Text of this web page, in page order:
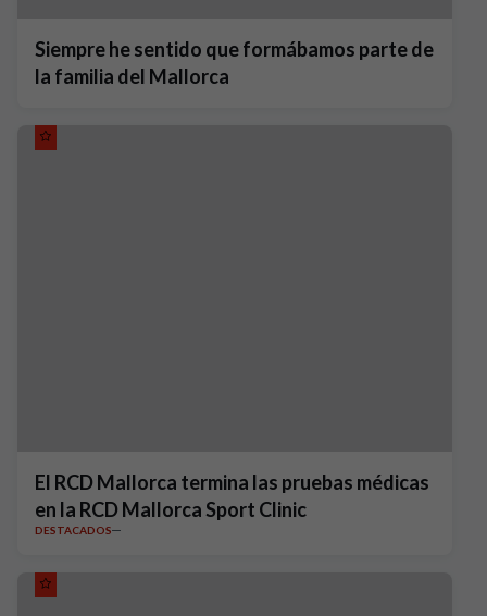
Siempre he sentido que formábamos parte de
la familia del Mallorca
El RCD Mallorca termina las pruebas médicas
en la RCD Mallorca Sport Clinic
DESTACADOS